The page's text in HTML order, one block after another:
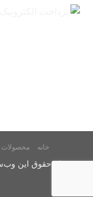
خانه محصولات
تمام حقوق اين